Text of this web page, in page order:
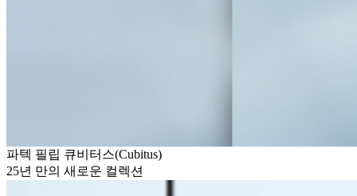
파텍 필립 큐비터스(Cubitus)
25년 만의 새로운 컬렉션